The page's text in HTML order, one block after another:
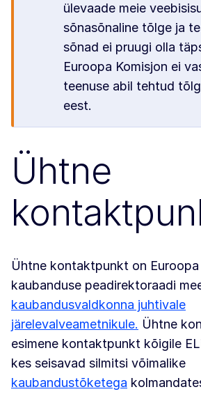
ülevaade meie
sõnasõnaline tõlge ja
sõnad ei pruugi olla
Euroopa Komisjon ei
teenuse abil tehtud
eest.
Ühtne
Ühtne kontaktpunkt on Euroopa
kaubanduse peadirektoraadi
kaubandusvaldkonna juhtivale
järelevalveametnikule. Ühtne
esimene kontaktpunkt kõigile
kes seisavad silmitsi võimalike
kaubandustõketega